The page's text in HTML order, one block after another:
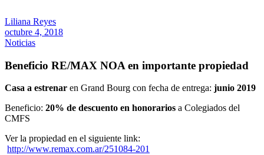
Liliana Reyes
octubre 4, 2018
Noticias
Beneficio RE/MAX NOA en importante propiedad
Casa a estrenar en Grand Bourg con fecha de entrega: junio 2019
Beneficio: 20% de descuento en honorarios a Colegiados del
CMFS
Ver la propiedad en el siguiente link:
http://www.remax.com.ar/251084-201